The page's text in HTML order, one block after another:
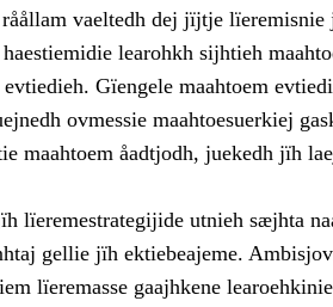
vaeltedh dej jïjtje lïeremisnie
learohkh sijhtieh
Gïengele maahtoem
ovmessie maahtoesuerkiej
maahtoem åadtjodh, juekedh jïh
lïeremestrategijide utnieh sæjhta
gellie jïh ektiebeajeme.
lïeremasse gaajhkene